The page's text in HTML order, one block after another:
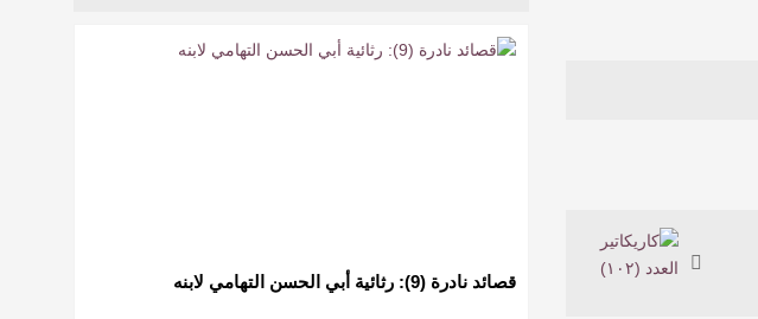
قصائد نادرة (9): رثائية أبي الحسن التهامي لابنه